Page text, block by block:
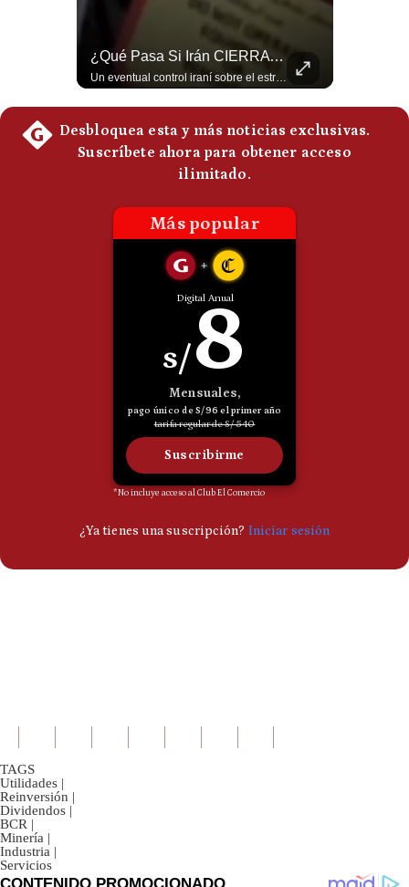
De
Cookies
Preguntas
¿Qué Pasa Si Irán CIERRA El Estrecho De Ormuz? | #radar24
Un eventual control iraní sobre el estrecho de Ormuz cambiaría radicalmente el equilibrio de poder, así lo explicó el analista Roberto Heimovits. Además, explicó que países como Arabia Saudita, Qatar, Emiratos Árabes Unidos, Irak y Kuwait dependen de esa ruta para exportar petróleo, gas y fertilizantes. #Geopolitica #Irán #EstrechoDeOrmuz #Petroleo #NoticiasInternacionales #RobertoHeimovits #Shorts 👉 Suscríbete y activa la campana para no perderte nuestro análisis diario. 🌎 Síguenos en nuestras redes sociales: 📌 Web oficial: https://gestion.pe/mundo/ 📌 LinkedIn: http://bit.ly/3HYIET0 📌 X (Twitter): http://bit.ly/4noZtX9 📌 TikTok: http://bit.ly/4evB6TO
TAGS
Utilidades |
Reinversión |
Dividendos |
BCR |
Minería |
Industria |
Servicios